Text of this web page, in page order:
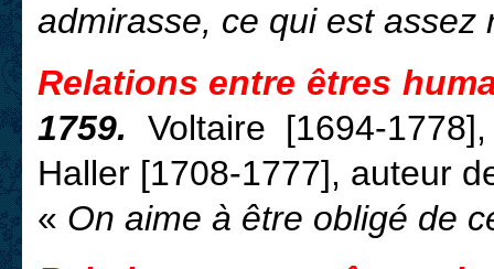
admirasse, ce qui est assez
Relations entre êtres
1759.
Voltaire [1694-
Haller [1708-1777], auteur
« On aime à être obligé de